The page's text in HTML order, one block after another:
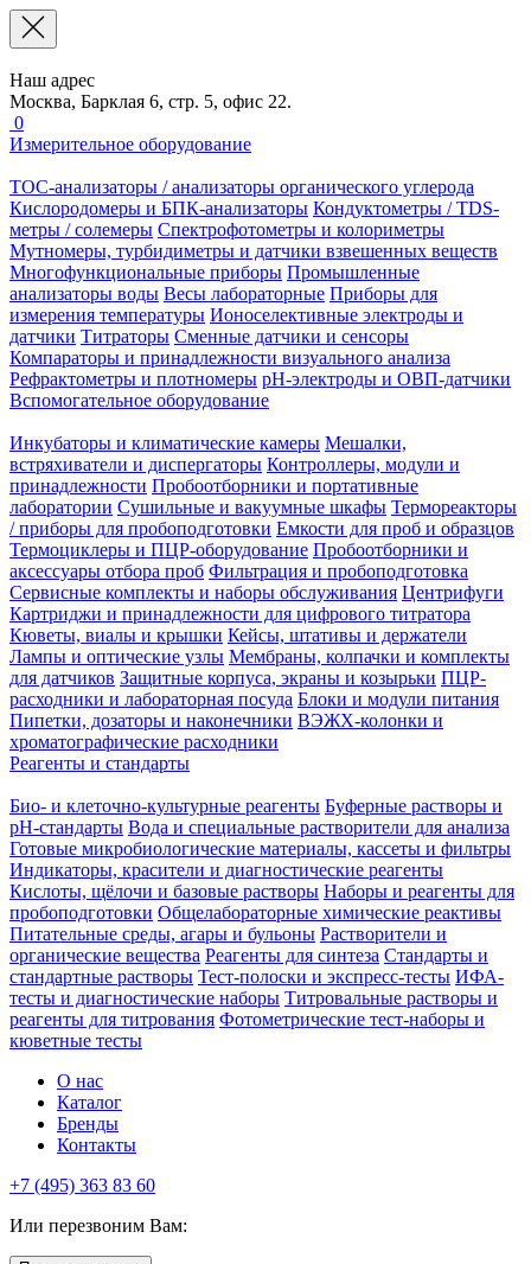
Наш адрес
Москва, Барклая 6, стр. 5, офис 22.
0
Измерительное оборудование
TOC-анализаторы / анализаторы органического углерода
Кислородомеры и БПК-анализаторы Кондуктометры / TDS-
метры / солемеры Спектрофотометры и колориметры
Мутномеры, турбидиметры и датчики взвешенных веществ
Многофункциональные приборы Промышленные
анализаторы воды Весы лабораторные Приборы для
измерения температуры Ионоселективные электроды и
датчики Титраторы Сменные датчики и сенсоры
Компараторы и принадлежности визуального анализа
Рефрактометры и плотномеры pH-электроды и ОВП-датчики
Вспомогательное оборудование
Инкубаторы и климатические камеры Мешалки,
встряхиватели и диспергаторы Контроллеры, модули и
принадлежности Пробоотборники и портативные
лаборатории Сушильные и вакуумные шкафы Термореакторы
/ приборы для пробоподготовки Емкости для проб и образцов
Термоциклеры и ПЦР-оборудование Пробоотборники и
аксессуары отбора проб Фильтрация и пробоподготовка
Сервисные комплекты и наборы обслуживания Центрифуги
Картриджи и принадлежности для цифрового титратора
Кюветы, виалы и крышки Кейсы, штативы и держатели
Лампы и оптические узлы Мембраны, колпачки и комплекты
для датчиков Защитные корпуса, экраны и козырьки ПЦР-
расходники и лабораторная посуда Блоки и модули питания
Пипетки, дозаторы и наконечники ВЭЖХ-колонки и
хроматографические расходники
Реагенты и стандарты
Био- и клеточно-культурные реагенты Буферные растворы и
pH-стандарты Вода и специальные растворители для анализа
Готовые микробиологические материалы, кассеты и фильтры
Индикаторы, красители и диагностические реагенты
Кислоты, щёлочи и базовые растворы Наборы и реагенты для
пробоподготовки Общелабораторные химические реактивы
Питательные среды, агары и бульоны Растворители и
органические вещества Реагенты для синтеза Стандарты и
стандартные растворы Тест-полоски и экспресс-тесты ИФА-
тесты и диагностические наборы Титровальные растворы и
реагенты для титрования Фотометрические тест-наборы и
кюветные тесты
О нас
Каталог
Бренды
Контакты
+7 (495) 363 83 60
Или перезвоним Вам: